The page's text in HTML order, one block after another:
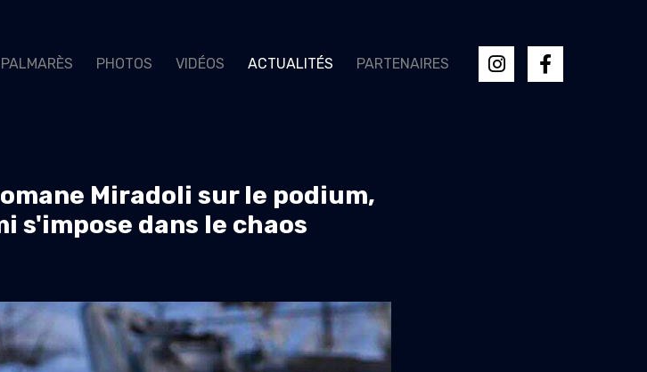
PALMARÈS PHOTOS VIDÉOS ACTUALITÉS PARTENAIRES
Miradoli sur le podium,
s'impose dans le chaos